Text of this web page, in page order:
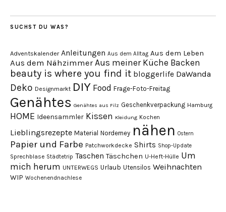
SUCHST DU WAS?
Adventskalender Anleitungen Aus dem Alltag Aus dem Leben
Aus dem Nähzimmer Aus meiner Küche Backen
beauty is where you find it bloggerlife DaWanda
Deko Designmarkt DIY Food Frage-Foto-Freitag
Genähtes Genähtes aus Filz Geschenkverpackung Hamburg
HOME Ideensammler Kissen Kleidung Kochen
Lieblingsrezepte Material Norderney nähen Ostern
Papier und Farbe Patchworkdecke Shirts Shop-Update
Sprechblase Städtetrip Taschen Täschchen U-Heft-Hülle Um
mich herum UNTERWEGS Urlaub Utensilos Weihnachten
WIP Wochenendnachlese